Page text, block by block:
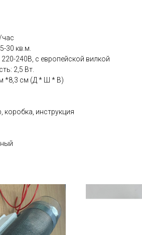
час
30 кв.м.
240В, с европейской вилкой
2,5 Вт.
*8,3 см (Д * Ш * В)
коробка, инструкция